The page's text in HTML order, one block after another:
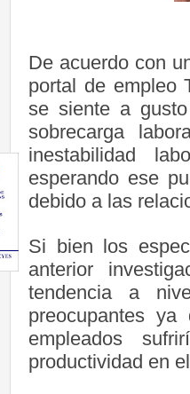
De acuerdo con
portal de empleo
se siente a
sobrecarga
inestabilidad
esperando ese
debido a las
Si bien los
anterior
tendencia a
preocupantes
empleados
productividad en